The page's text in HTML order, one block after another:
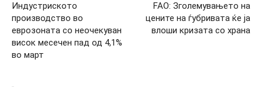
Индустриското
производство во
еврозоната со неочекуван
висок месечен пад од 4,1%
во март
FAO: Зголемувањето на
цените на ѓубривата ќе ја
влоши кризата со храна